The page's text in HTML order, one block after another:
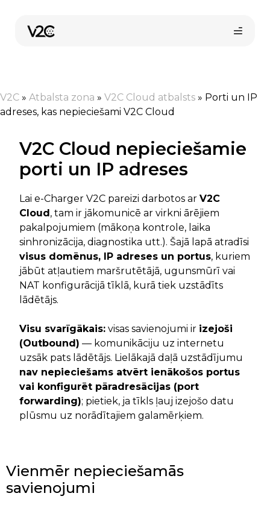
content
Pirkt tiešsaistē
V2C » Atbalsta zona » V2C Cloud atbalsts » Porti un IP
adreses, kas nepieciešami V2C Cloud
V2C Cloud nepieciešamie
porti un IP adreses
Lai e-Charger V2C pareizi darbotos ar V2C
Cloud, tam ir jākomunicē ar virkni ārējiem
pakalpojumiem (mākoņa kontrole, laika
sinhronizācija, diagnostika utt.). Šajā lapā atradīsi
visus domēnus, IP adreses un portus, kuriem
jābūt atļautiem maršrutētājā, ugunsmūrī vai
NAT konfigurācijā tīklā, kurā tiek uzstādīts
lādētājs.
Visu svarīgākais: visas savienojumi ir izejoši
(Outbound) — komunikāciju uz internetu
uzsāk pats lādētājs. Lielākajā daļā uzstādījumu
nav nepieciešams atvērt ienākošos portus
vai konfigurēt pāradresācijas (port
forwarding); pietiek, ja tīkls ļauj izejošo datu
plūsmu uz norādītajiem galamērķiem.
Vienmēr nepieciešamās
savienojumi